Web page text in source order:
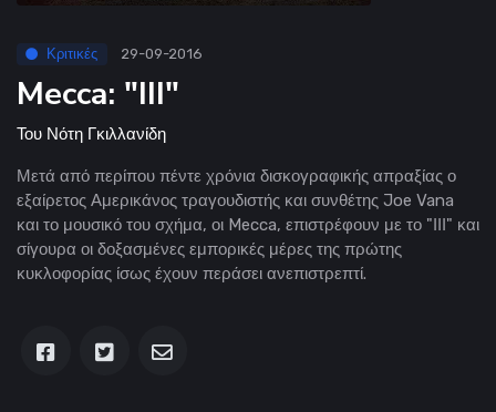
Κριτικές 29-09-2016
Mecca: "III"
Του Νότη Γκιλλανίδη
Μετά από περίπου πέντε χρόνια δισκογραφικής απραξίας ο
εξαίρετος Αμερικάνος τραγουδιστής και συνθέτης Joe Vana
και το μουσικό του σχήμα, οι Mecca, επιστρέφουν με το "ΙΙΙ" και
σίγουρα οι δοξασμένες εμπορικές μέρες της πρώτης
κυκλοφορίας ίσως έχουν περάσει ανεπιστρεπτί.